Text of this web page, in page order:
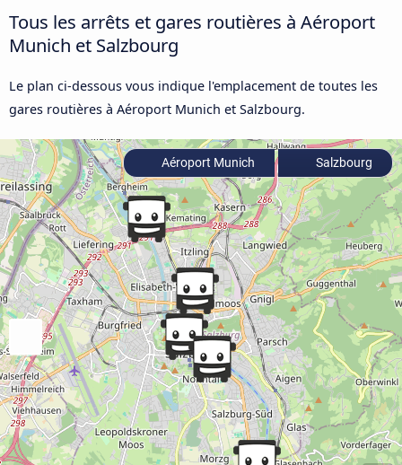
Tous les arrêts et gares routières à Aéroport
Munich et Salzbourg
Le plan ci-dessous vous indique l'emplacement de toutes les
gares routières à Aéroport Munich et Salzbourg.
Aéroport Munich Salzbourg